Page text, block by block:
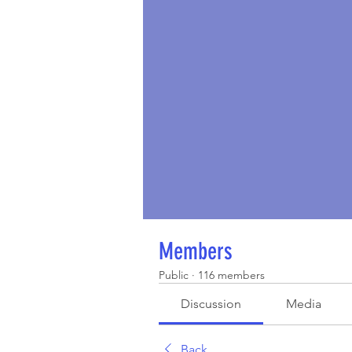
Members
Public · 116 members
Discussion Media